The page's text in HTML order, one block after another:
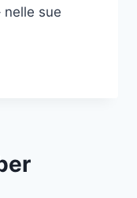
sue